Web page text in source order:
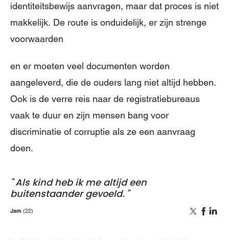
identiteitsbewijs aanvragen, maar dat proces is niet
makkelijk. De route is onduidelijk, er zijn strenge
voorwaarden
en er moeten veel documenten worden
aangeleverd, die de ouders lang niet altijd hebben.
Ook is de verre reis naar de registratiebureaus
vaak te duur en zijn mensen bang voor
discriminatie of corruptie als ze een aanvraag
doen.
Als kind heb ik me altijd een
buitenstaander gevoeld.
Jam (22)